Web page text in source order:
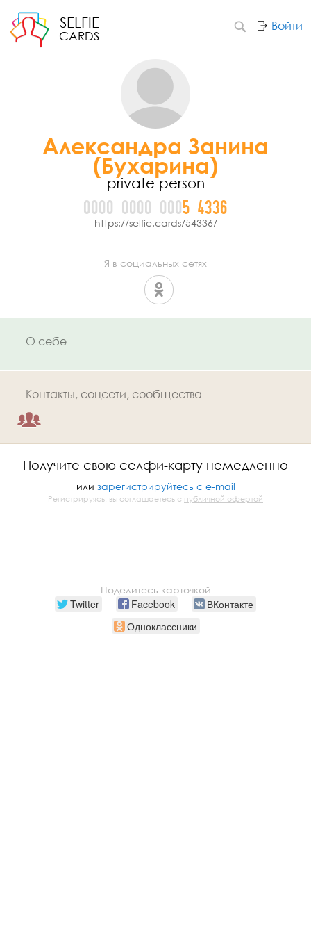
SELFIE
CARDS
Войти
Александра Занина
(Бухарина)
private person
0000 0000 0005 4336
https://selfie.cards/54336/
Я в социальных сетях
О себе
Контакты, соцсети, сообщества
Получите свою селфи-карту немедленно
или зарегистрируйтесь с e-mail
Регистрируясь, вы соглашаетесь с публичной офертой
Поделитесь карточкой
Twitter Facebook
ВКонтакте
Одноклассники